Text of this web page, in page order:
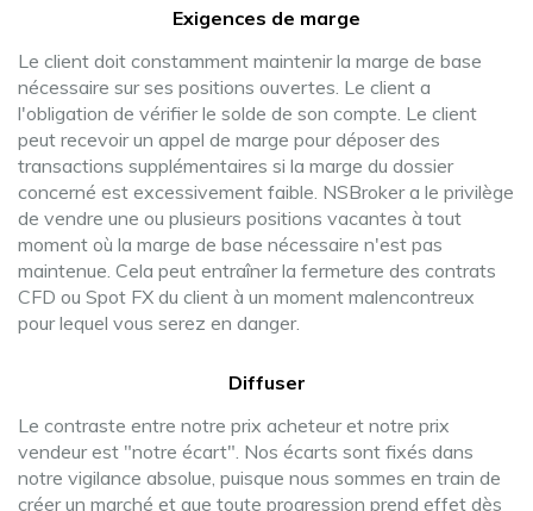
Exigences de marge
Le client doit constamment maintenir la marge de base
nécessaire sur ses positions ouvertes. Le client a
l'obligation de vérifier le solde de son compte. Le client
peut recevoir un appel de marge pour déposer des
transactions supplémentaires si la marge du dossier
concerné est excessivement faible. NSBroker a le privilège
de vendre une ou plusieurs positions vacantes à tout
moment où la marge de base nécessaire n'est pas
maintenue. Cela peut entraîner la fermeture des contrats
CFD ou Spot FX du client à un moment malencontreux
pour lequel vous serez en danger.
Diffuser
Le contraste entre notre prix acheteur et notre prix
vendeur est "notre écart". Nos écarts sont fixés dans
notre vigilance absolue, puisque nous sommes en train de
créer un marché et que toute progression prend effet dès